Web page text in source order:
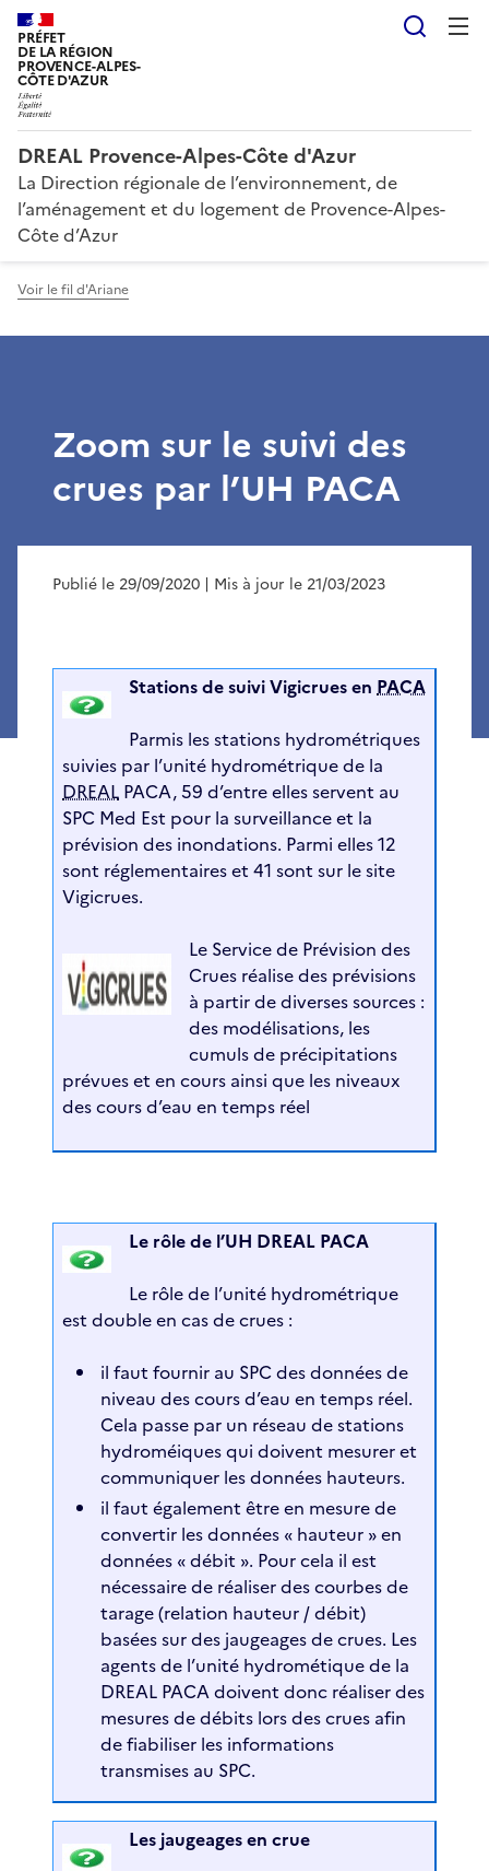
PRÉFET
DE LA RÉGION
PROVENCE-ALPES-
CÔTE D'AZUR
DREAL Provence-Alpes-Côte d'Azur
La Direction régionale de l’environnement, de
l’aménagement et du logement de Provence-Alpes-
Côte d’Azur
Voir le fil d'Ariane
Zoom sur le suivi des
crues par l’UH PACA
Publié le 29/09/2020 | Mis à jour le 21/03/2023
Stations de suivi Vigicrues en PACA
Parmis les stations hydrométriques
suivies par l’unité hydrométrique de la
DREAL PACA, 59 d’entre elles servent au
SPC Med Est pour la surveillance et la
prévision des inondations. Parmi elles 12
sont réglementaires et 41 sont sur le site
Vigicrues.
Le Service de Prévision des
Crues réalise des prévisions
à partir de diverses sources :
des modélisations, les
cumuls de précipitations
prévues et en cours ainsi que les niveaux
des cours d’eau en temps réel
Le rôle de l’UH DREAL PACA
Le rôle de l’unité hydrométrique
est double en cas de crues :
il faut fournir au SPC des données de
niveau des cours d’eau en temps réel.
Cela passe par un réseau de stations
hydroméiques qui doivent mesurer et
communiquer les données hauteurs.
il faut également être en mesure de
convertir les données « hauteur » en
données « débit ». Pour cela il est
nécessaire de réaliser des courbes de
tarage (relation hauteur / débit)
basées sur des jaugeages de crues. Les
agents de l’unité hydrométique de la
DREAL PACA doivent donc réaliser des
mesures de débits lors des crues afin
de fiabiliser les informations
transmises au SPC.
Les jaugeages en crue